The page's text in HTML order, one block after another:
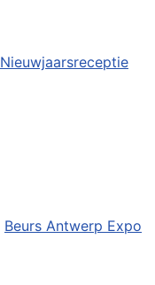
Nieuwjaarsreceptie
Beurs Antwerp Expo